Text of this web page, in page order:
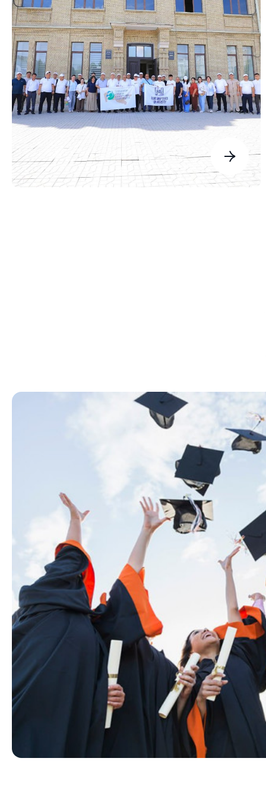
turizmni rivojlantirish, xodimlarning bo‘sh
vaqtini mazmunli tashkil etish hamda
yurtimizning boy tarixiy-madaniy merosi
bilan yaqindan tanishtirish maqsadida
Toshkent shahriga uch kunlik sayohatga yo‘l
oldi.
Mazkur sayohat “O‘zbekiston bo‘ylab
sayohat qil!” shiori ostida, mamlakatimizda
ichki va ziyorat turizmini rivojlantirishga
qaratilgan tashabbuslar ijrosini ta’minlash
maqsadida universitet xodimlari kasaba
maskanlarga tashrif buyuradi. Jumladan,
“G‘alaba bog‘i” majmuasi, Islom sivilizatsiyasi
markazi, Amir Temur muzeyi, Magic City
hamda poytaxtning boshqa diqqatga sazovor
maskanlari sayohat dasturidan o‘rin olgan.
Ayniqsa, “G‘alaba bog‘i” majmuasiga
tashrif davomida xalqimizning Ikkinchi jahon
urushi yillaridagi jasorati, matonati va
fidoyiligi haqida qimmatli ma’lumotlarga ega
bo‘lish, tarixiy xotira va ajdodlarimizning
qahramonlik an’analarini chuqurroq his etish
imkoniyati yaratiladi.
Islom sivilizatsiyasi markazi esa yurtimiz
hududida shakllangan boy ilmiy, diniy va
madaniy meros bilan yaqindan tanishish
uchun muhim maskanlardan biridir. Ushbu
tashrif xodimlarning tariximiz, milliy
qadriyatlarimiz va buyuk ajdodlarimizning
jahon sivilizatsiyasiga qo‘shgan hissasi
haqidagi tasavvurlarini yanada boyitishi
Shuningdek, Amir Temur muzeyiga